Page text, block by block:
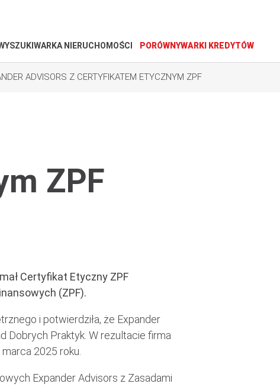
NIERUCHOMOŚCI PORÓWNYWARKI KREDYTÓW
ADVISORS Z CERTYFIKATEM ETYCZNYM ZPF
ZPF
Certyfikat Etyczny ZPF
(ZPF).
i potwierdziła, że Expander
Dobrych Praktyk. W rezultacie firma
2025 roku.
Expander Advisors z Zasadami